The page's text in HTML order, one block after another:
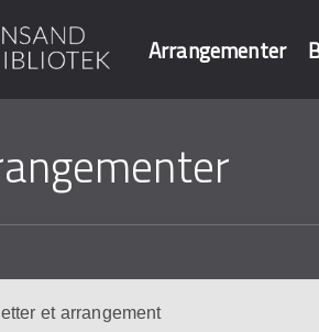
Arrangementer
Søk i våre